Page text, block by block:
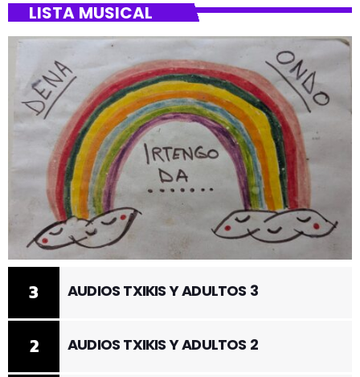
LISTA MUSICAL
2 AUDIOS TXIKIS Y ADULTOS 2
3 AUDIOS TXIKIS Y ADULTOS 3